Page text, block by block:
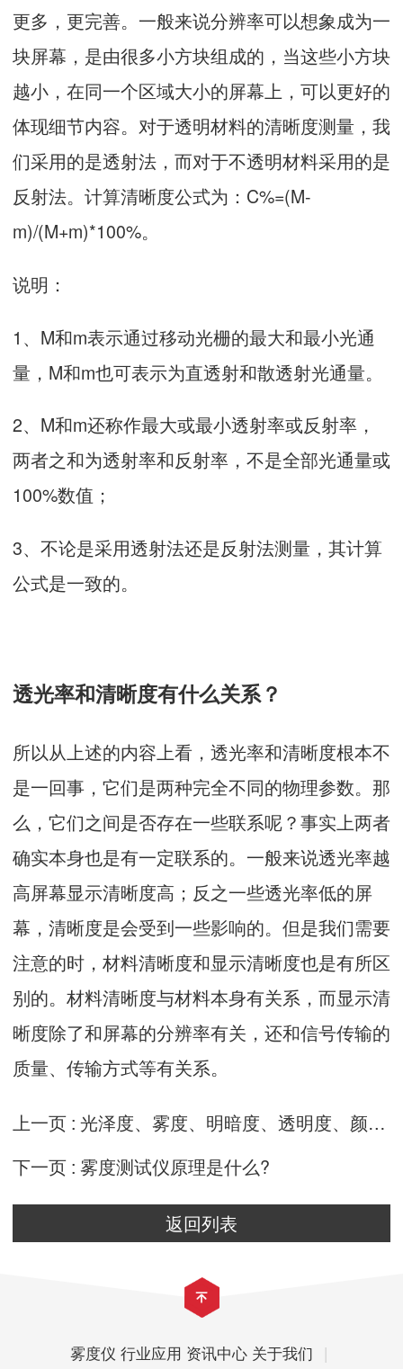
更多，更完善。一般来说分辨率可以想象成为一
块屏幕，是由很多小方块组成的，当这些小方块
越小，在同一个区域大小的屏幕上，可以更好的
体现细节内容。对于透明材料的清晰度测量，我
们采用的是透射法，而对于不透明材料采用的是
反射法。计算清晰度公式为：C%=(M-
m)/(M+m)*100%。
说明：
1、M和m表示通过移动光栅的最大和最小光通
量，M和m也可表示为直透射和散透射光通量。
2、M和m还称作最大或最小透射率或反射率，
两者之和为透射率和反射率，不是全部光通量或
100%数值；
3、不论是采用透射法还是反射法测量，其计算
公式是一致的。
透光率和清晰度有什么关系？
所以从上述的内容上看，透光率和清晰度根本不
是一回事，它们是两种完全不同的物理参数。那
么，它们之间是否存在一些联系呢？事实上两者
确实本身也是有一定联系的。一般来说透光率越
高屏幕显示清晰度高；反之一些透光率低的屏
幕，清晰度是会受到一些影响的。但是我们需要
注意的时，材料清晰度和显示清晰度也是有所区
别的。材料清晰度与材料本身有关系，而显示清
晰度除了和屏幕的分辨率有关，还和信号传输的
质量、传输方式等有关系。
上一页 : 光泽度、雾度、明暗度、透明度、颜色之间的关系
下一页 : 雾度测试仪原理是什么?
返回列表
雾度仪 行业应用 资讯中心 关于我们 |